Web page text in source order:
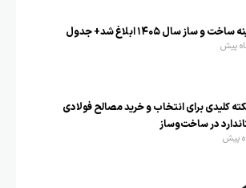
و ساز سال ۱۴۰۵ ابلاغ شد+ جدول
کلیدی برای انتخاب و خرید مصالح فولادی
در ساخت‌وساز